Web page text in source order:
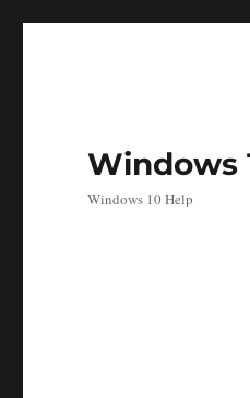
Windows
Windows 10 Help